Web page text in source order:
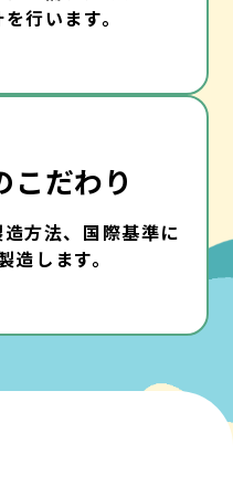
行います。
こだわり
方法、国際基準に
造します。